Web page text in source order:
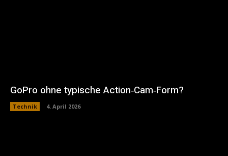
GoPro ohne typische Action‑Cam‑Form?
Technik 4. April 2026